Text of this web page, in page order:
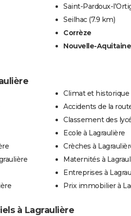
Saint-Pardoux-
Seilhac (7.9 km)
Corrèze
Nouvelle-Aquitaine
Climat et historique
Accidents de la
Classement des
Ecole à Lagraulière
Crèches à
Maternités à
Entreprises à
Prix immobilier à
à Lagraulière